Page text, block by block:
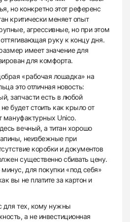
но конкретно этот референс
критически меняет опыт
агрессивные, но при этом
руку к концу дня.
имеет значение для
для комфорта.
«рабочая лошадка» на
это отличная новость:
запчасти есть в любой
будет стоить как крыло от
мануфактурных Unico.
вечный, а титан хорошо
неизбежные при
коробки и документов
существенно сбивать цену.
для покупки «под себя»
вы не платите за картон и
для тех, кому нужны
а не инвестиционная